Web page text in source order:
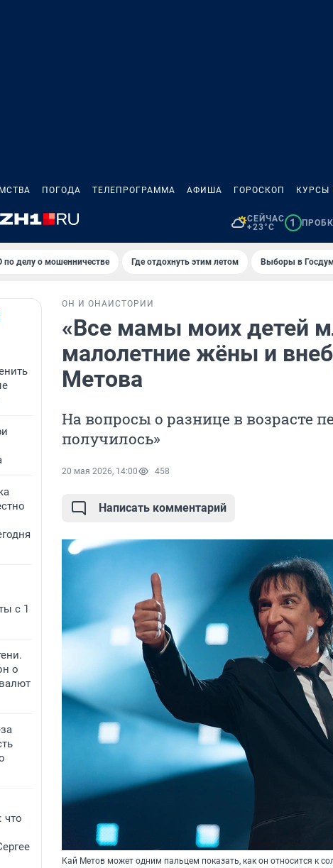
ПОГОДА ТЕЛЕПРОГРАММА АФИША ГОРОСКОП КУРСЫ
СЕЙЧАС
+23°C
1
делу о мошенничестве Где отдохнуть этим летом Выборы в
с 1
о
что
ОН И ОНА ИСТОРИИ
«Все мамы моих детей
малолетние жёны и
Метова
На вопросы о разнице в возрасте
получилось»
20 мая 2026, 14:00 458
Написать комментарий
Кай Метов может одним пальцем показать, как он относится к